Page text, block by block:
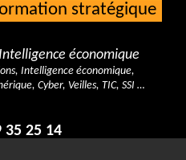
stratégique
économique
Intelligence économique,
Cyber, Veilles, TIC, SSI …
35 25 14